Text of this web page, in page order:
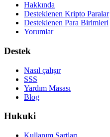
Hakkında
Desteklenen Kripto Paralar
Desteklenen Para Birimleri
Yorumlar
Destek
Nasıl çalışır
SSS
Yardım Masası
Blog
Hukuki
Kullanım Şartları